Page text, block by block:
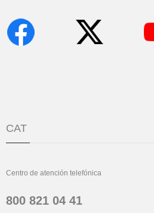
CAT
Centro de atención telefónica
800 821 04 41